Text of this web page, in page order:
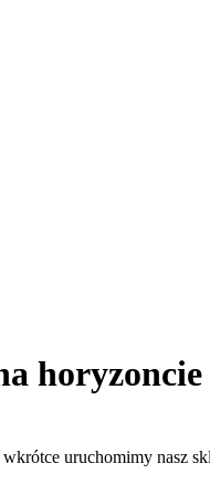
horyzoncie
uruchomimy nasz